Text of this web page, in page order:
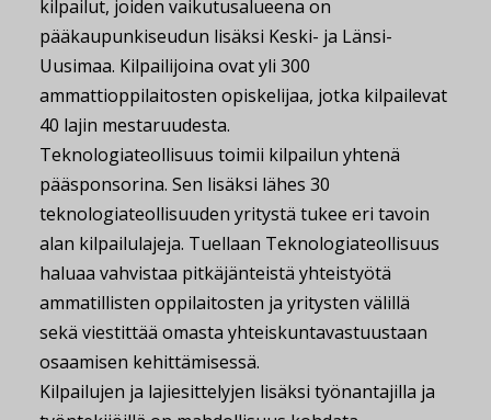
kilpailut, joiden vaikutusalueena on
pääkaupunkiseudun lisäksi Keski- ja Länsi-
Uusimaa. Kilpailijoina ovat yli 300
ammattioppilaitosten opiskelijaa, jotka kilpailevat
40 lajin mestaruudesta.
Teknologiateollisuus toimii kilpailun yhtenä
pääsponsorina. Sen lisäksi lähes 30
teknologiateollisuuden yritystä tukee eri tavoin
alan kilpailulajeja. Tuellaan Teknologiateollisuus
haluaa vahvistaa pitkäjänteistä yhteistyötä
ammatillisten oppilaitosten ja yritysten välillä
sekä viestittää omasta yhteiskuntavastuustaan
osaamisen kehittämisessä.
Kilpailujen ja lajiesittelyjen lisäksi työnantajilla ja